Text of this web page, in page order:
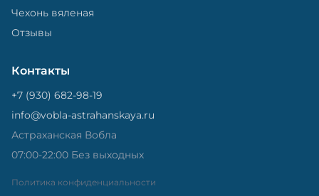
Чехонь вяленая
Отзывы
Контакты
+7 (930) 682-98-19
info@vobla-astrahanskaya.ru
Астраханская Вобла
07:00-22:00 Без выходных
Политика конфиденциальности